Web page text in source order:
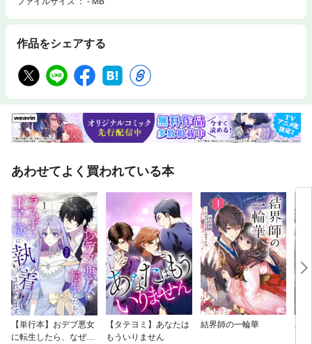
作品をシェアする
あわせてよく買われている本
【単行本】おデブ悪女
に転生したら、なぜか
【タテヨミ】あなたは
もういりません
結界師の一輪華
バ